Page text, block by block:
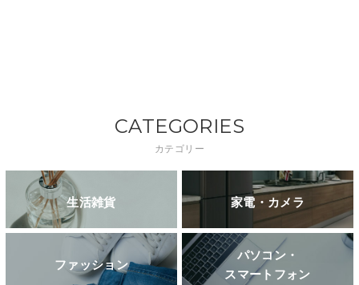
CATEGORIES
カテゴリー
生活雑貨 家電・カメラ
ファッション
パソコン・
スマートフォン